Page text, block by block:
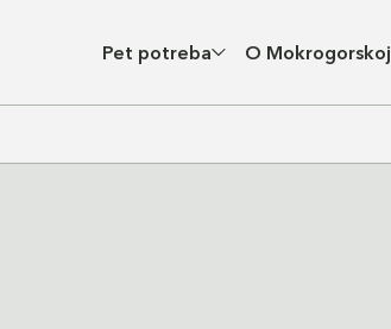
Pet potreba O Mokrogorskoj